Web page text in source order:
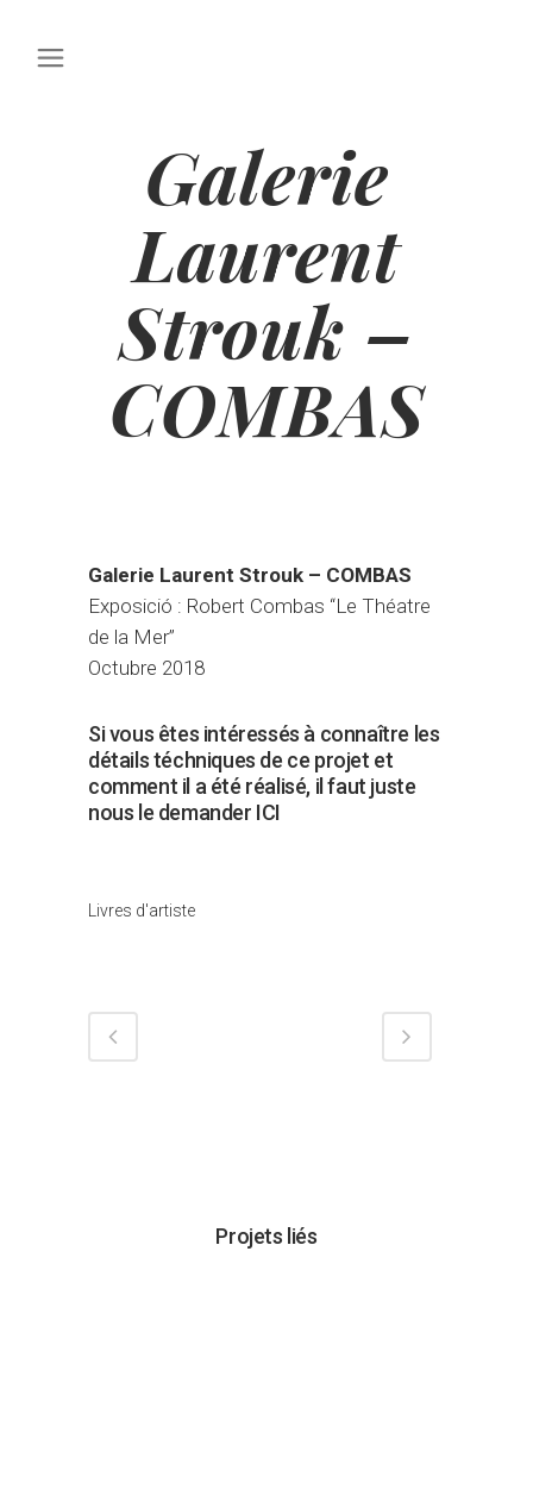
Galerie
Laurent
Strouk –
COMBAS
Galerie Laurent Strouk – COMBAS
Exposició : Robert Combas “Le Théatre
de la Mer”
Octubre 2018
Si vous êtes intéressés à connaître les
détails téchniques de ce projet et
comment il a été réalisé, il faut juste
nous le demander ICI
Livres d'artiste
Projets liés